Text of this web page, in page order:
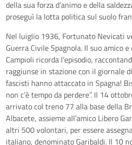
della sua forza d’animo e della
proseguì la lotta politica sul suolo
Nel luiglio 1936, Fortunato Nevicati
Guerra Civile Spagnola. Il suo amico e
Campioli ricorda l’episodio,
raggiunse in stazione con il giornale
fascisti hanno attaccato in Spagna!
non c’è tempo da perdere”. Il 14
arrivato col treno 77 alla base della
Albacete, assieme all’amico Libero
altri 500 volontari, per essere
italiano, denominato Garibaldi. Il 10